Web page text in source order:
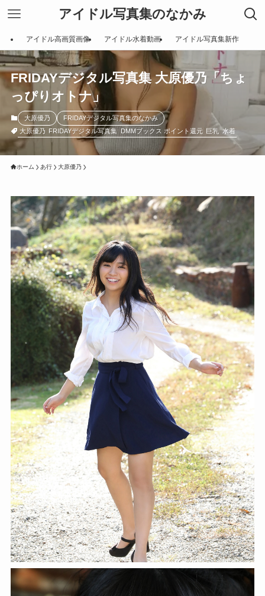
アイドル写真集のなかみ
アイドル高画質画像 アイドル水着動画 アイドル写真集新作
FRIDAYデジタル写真集 大原優乃「ちょ
っぴりオトナ」
大原優乃
FRIDAYデジタル写真集のなかみ
大原優乃 FRIDAYデジタル写真集 DMMブックス ポイント還元 巨乳 水着
ホーム あ行 大原優乃